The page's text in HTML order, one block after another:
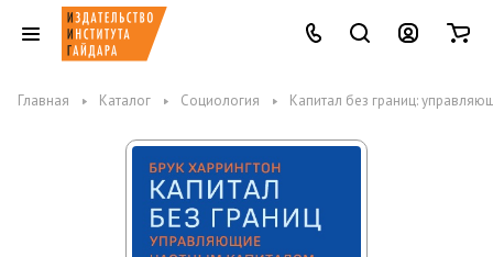
Главная Каталог Социология Капитал без границ: